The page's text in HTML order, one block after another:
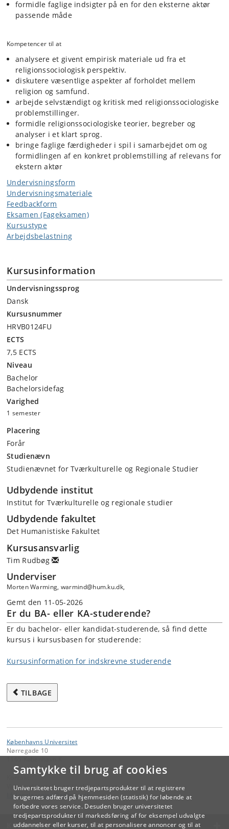
Samtykke til brug af cookies
Universitetet bruger tredjepartsprodukter til at registrere
brugernes adfærd på hjemmesiden (statistik) for løbende at
forbedre vores service. Desuden bruger universitetet
tredjepartsprodukter til markedsføring af for eksempel udvalgte
uddannelser eller kurser, til at personalisere annoncer og til at
formidle faglige indsigter på en for den eksterne aktør
passende måde
Kompetencer til at
analysere et givent empirisk materiale ud fra et
religionssociologisk perspektiv.
diskutere væsentlige aspekter af forholdet mellem
religion og samfund.
arbejde selvstændigt og kritisk med religionssociologiske
problemstillinger.
formidle religionssociologiske teorier, begreber og
analyser i et klart sprog.
bringe faglige færdigheder i spil i samarbejdet om og
formidlingen af en konkret problemstilling af relevans for
ekstern aktør
Undervisningsform
Undervisningsmateriale
Feedbackform
Eksamen (Fageksamen)
Kursustype
Arbejdsbelastning
Kursusinformation
Undervisningssprog
Dansk
Kursusnummer
HRVB0124FU
ECTS
7,5 ECTS
Niveau
Bachelor
Bachelorsidefag
Varighed
1 semester
Placering
Forår
Studienævn
Studienævnet for Tværkulturelle og Regionale Studier
Udbydende institut
Institut for Tværkulturelle og regionale studier
Udbydende fakultet
Det Humanistiske Fakultet
Kursusansvarlig
Tim Rudbøg
Underviser
Morten Warming, warmind@hum.ku.dk,
Gemt den 11-05-2026
Er du BA- eller KA-studerende?
Er du bachelor- eller kandidat-studerende, så find dette
kursus i kursusbasen for studerende:
Kursusinformation for indskrevne studerende
TILBAGE
Københavns Universitet
Nørregade 10
Videreuddannelse og Livslang Læring
lifelonglearning@adm.ku.dk
KØBENHAVNS UNIVERSITET